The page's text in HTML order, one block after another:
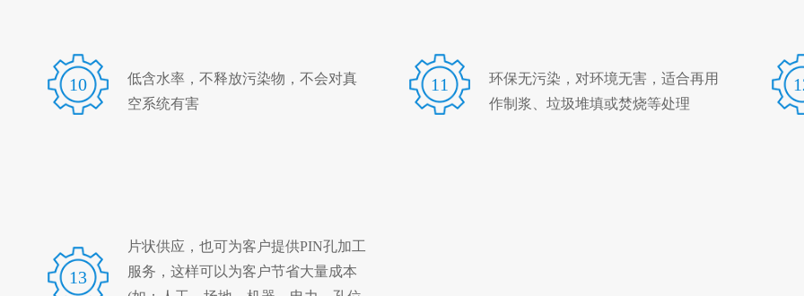
10
低含水率，不释放污染物，不会对真
空系统有害
11
环保无污染，对环境无害，适合再用
作制浆、垃圾堆填或焚烧等处理
13
片状供应，也可为客户提供PIN孔加工
服务，这样可以为客户节省大量成本